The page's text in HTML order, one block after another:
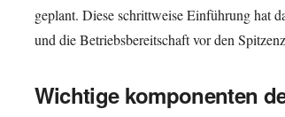
geplant. Diese schrittweise Einführung hat
und die Betriebsbereitschaft vor den
Wichtige komponenten